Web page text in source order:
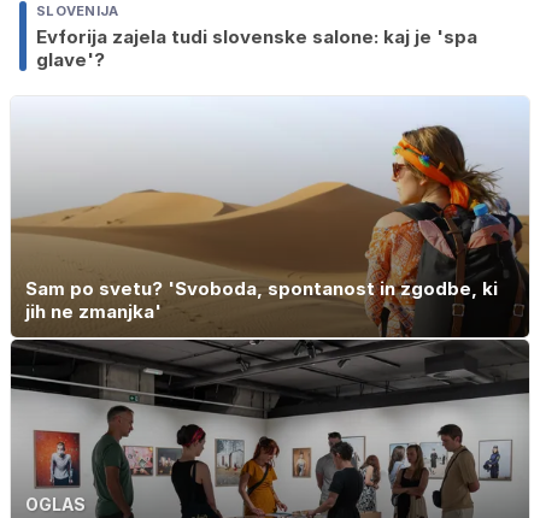
SLOVENIJA
Evforija zajela tudi slovenske salone: kaj je 'spa
glave'?
Sam po svetu? 'Svoboda, spontanost in zgodbe, ki
jih ne zmanjka'
OGLAS